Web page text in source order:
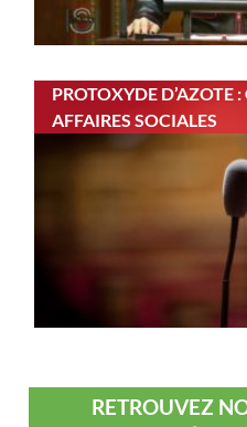
PROTOXYDE D’AZOTE
AFFAIRES SOCIALES
RETROUVEZ